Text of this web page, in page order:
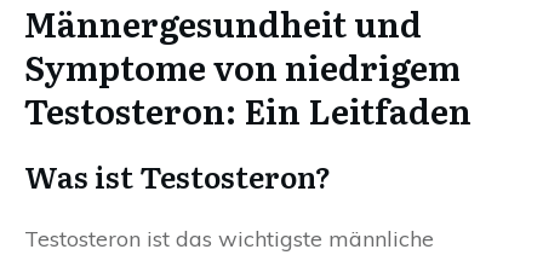
Männergesundheit und
Symptome von niedrigem
Testosteron: Ein Leitfaden
Was ist Testosteron?
Testosteron ist das wichtigste männliche